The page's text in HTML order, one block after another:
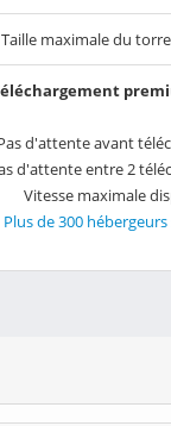
Taille maximale du
d'attente avant
d'attente entre 2
Vitesse maximale
Plus de 300